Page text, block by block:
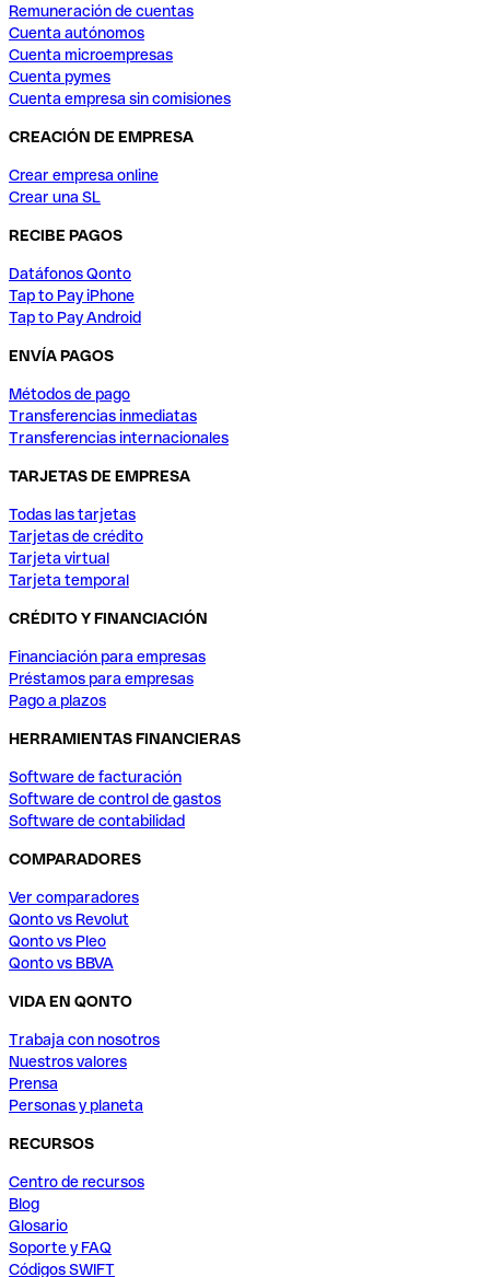
Remuneración de cuentas
Cuenta autónomos
Cuenta microempresas
Cuenta pymes
Cuenta empresa sin comisiones
CREACIÓN DE EMPRESA
Crear empresa online
Crear una SL
RECIBE PAGOS
Datáfonos Qonto
Tap to Pay iPhone
Tap to Pay Android
ENVÍA PAGOS
Métodos de pago
Transferencias inmediatas
Transferencias internacionales
TARJETAS DE EMPRESA
Todas las tarjetas
Tarjetas de crédito
Tarjeta virtual
Tarjeta temporal
CRÉDITO Y FINANCIACIÓN
Financiación para empresas
Préstamos para empresas
Pago a plazos
HERRAMIENTAS FINANCIERAS
Software de facturación
Software de control de gastos
Software de contabilidad
COMPARADORES
Ver comparadores
Qonto vs Revolut
Qonto vs Pleo
Qonto vs BBVA
VIDA EN QONTO
Trabaja con nosotros
Nuestros valores
Prensa
Personas y planeta
RECURSOS
Centro de recursos
Blog
Glosario
Soporte y FAQ
Códigos SWIFT